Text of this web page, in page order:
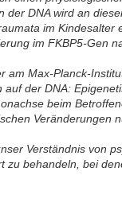
der DNA wird an
im
im FKBP5-Gen
am Max-Planck-
auf der DNA:
beim
Veränderungen
Verständnis von
zu behandeln, bei